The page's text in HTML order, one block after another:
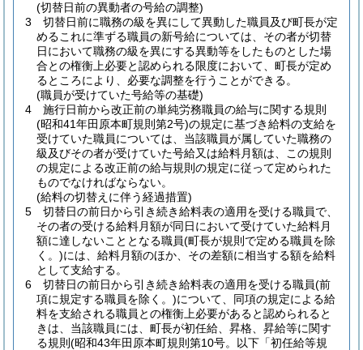
(切替日前の異動者の号給の調整)
3
切替日前に職務の級を異にして異動した職員及び町長が定
めるこれに準ずる職員の新号給については、その者が切替
日において職務の級を異にする異動等をしたものとした場
合との権衡上必要と認められる限度において、町長が定め
るところにより、必要な調整を行うことができる。
(職員が受けていた号給等の基礎)
4
施行日前から改正前の単純労務職員の給与に関する規則
(昭和41年田原本町規則第2号)の規定に基づき給料の支給を
受けていた職員については、当該職員が属していた職務の
級及びその者が受けていた号給又は給料月額は、この規則
の規定による改正前の給与規則の規定に従って定められた
ものでなければならない。
(給料の切替えに伴う経過措置)
5
切替日の前日から引き続き給料表の適用を受ける職員で、
その者の受ける給料月額が同日において受けていた給料月
額に達しないこととなる職員(町長が規則で定める職員を除
く。)には、給料月額のほか、その差額に相当する額を給料
として支給する。
6
切替日の前日から引き続き給料表の適用を受ける職員(前
項に規定する職員を除く。)について、同項の規定による給
料を支給される職員との権衡上必要があると認められると
きは、当該職員には、町長が初任給、昇格、昇給等に関す
る規則 (昭和43年田原本町規則第10号。以下「初任給等規